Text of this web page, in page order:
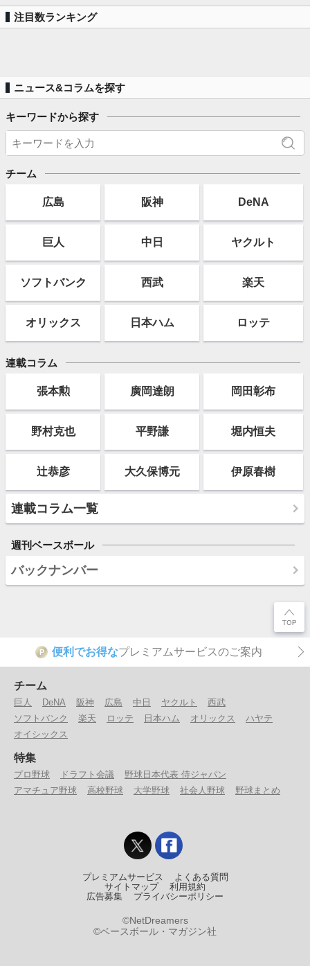
注目数ランキング
ニュース&コラムを探す
キーワードから探す
チーム
広島 阪神 DeNA
巨人 中日 ヤクルト
ソフトバンク 西武 楽天
オリックス 日本ハム ロッテ
連載コラム
張本勲 廣岡達朗 岡田彰布
野村克也 平野謙 堀内恒夫
辻恭彦 大久保博元 伊原春樹
連載コラム一覧
週刊ベースボール
バックナンバー
P 便利でお得なプレミアムサービスのご案内
チーム
巨人 DeNA 阪神 広島 中日 ヤクルト
西武
ソフトバンク
楽天 ロッテ 日本ハム オリックス
ハヤテ
オイシックス
特集
プロ野球 ドラフト会議
野球日本代表 侍ジャパン
アマチュア野球
高校野球 大学野球 社会人野球 野球まとめ
プレミアムサービス
よくある質問
サイトマップ
利用規約
広告募集
プライバシーポリシー
©NetDreamers
©ベースボール・マガジン社